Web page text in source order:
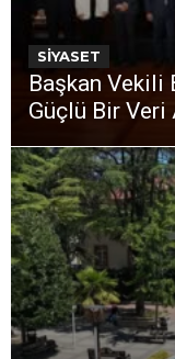
SİYASET
Başkan Vekili
Güçlü Bir Veri